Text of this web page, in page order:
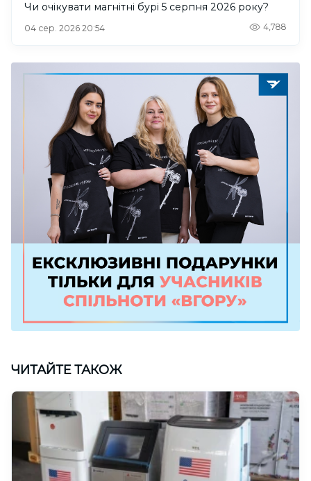
Чи очікувати магнітні бурі 5 серпня 2026 року?
04 сер. 2026 20:54 4,788
ЧИТАЙТЕ ТАКОЖ